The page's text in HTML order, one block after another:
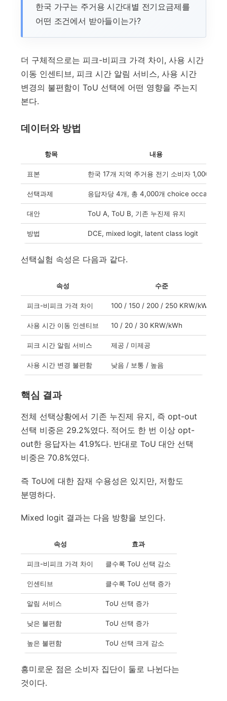
한국 가구는 주거용 시간대별 전기요금제를
어떤 조건에서 받아들이는가?
더 구체적으로는 피크-비피크 가격 차이, 사용 시간
이동 인센티브, 피크 시간 알림 서비스, 사용 시간
변경의 불편함이 ToU 선택에 어떤 영향을 주는지
본다.
데이터와 방법
항목 내용
표본 한국 17개 지역 주거용 전기 소비자 1,000명
선택과제 응답자당 4개, 총 4,000개 choice occasions
대안 ToU A, ToU B, 기존 누진제 유지
방법 DCE, mixed logit, latent class logit
선택실험 속성은 다음과 같다.
속성 수준
피크-비피크 가격 차이 100 / 150 / 200 / 250 KRW/kWh
사용 시간 이동 인센티브 10 / 20 / 30 KRW/kWh
피크 시간 알림 서비스 제공 / 미제공
사용 시간 변경 불편함 낮음 / 보통 / 높음
핵심 결과
전체 선택상황에서 기존 누진제 유지, 즉 opt-out
선택 비중은 29.2%였다. 적어도 한 번 이상 opt-
out한 응답자는 41.9%다. 반대로 ToU 대안 선택
비중은 70.8%였다.
즉 ToU에 대한 잠재 수용성은 있지만, 저항도
분명하다.
Mixed logit 결과는 다음 방향을 보인다.
속성 효과
피크-비피크 가격 차이 클수록 ToU 선택 감소
인센티브 클수록 ToU 선택 증가
알림 서비스 ToU 선택 증가
낮은 불편함 ToU 선택 증가
높은 불편함 ToU 선택 크게 감소
흥미로운 점은 소비자 집단이 둘로 나뉜다는
것이다.